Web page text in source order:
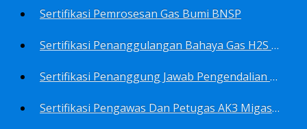
Sertifikasi Pemrosesan Gas Bumi BNSP
Sertifikasi Penanggulangan Bahaya Gas H2S BNSP
Sertifikasi Penanggung Jawab Pengendalian Pencemaran Udara BNSP
Sertifikasi Pengawas Dan Petugas AK3 Migas BNSP